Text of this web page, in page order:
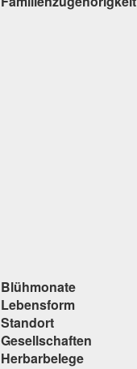
Blühmonate
Lebensform
Standort
Gesellschaften
Herbarbelege